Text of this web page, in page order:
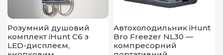
Розумний душовий
комплект iHunt C6 з
LED-дисплеєм,
Автохолодильник iHunt
Bro Freezer NL30 —
компресорний